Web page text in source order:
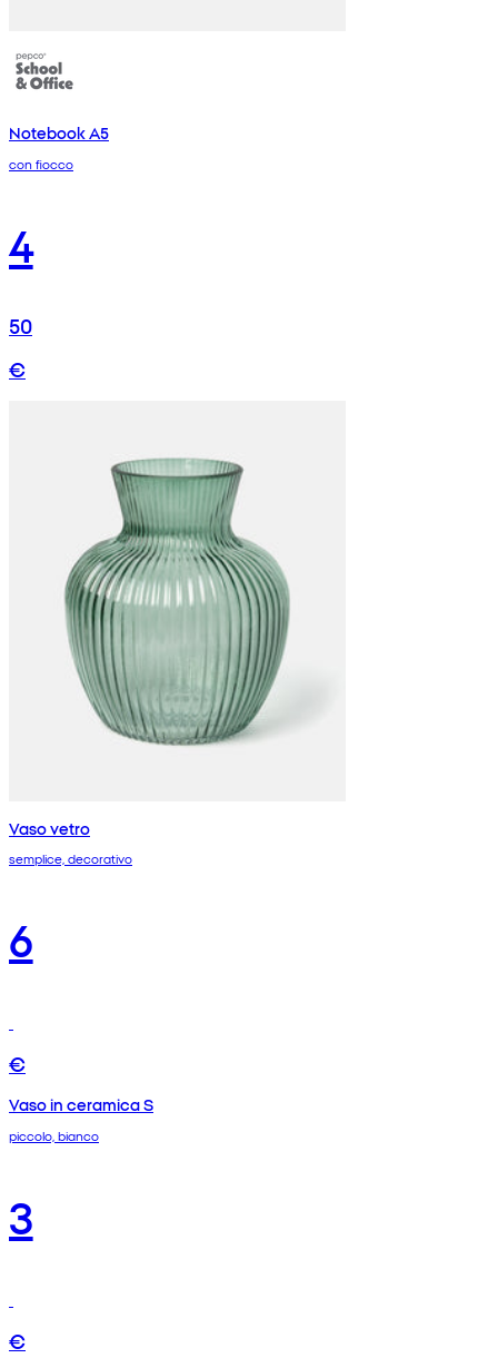
Notebook A5
con fiocco
4
50
€
Vaso vetro
semplice, decorativo
6
€
Vaso in ceramica S
piccolo, bianco
3
€